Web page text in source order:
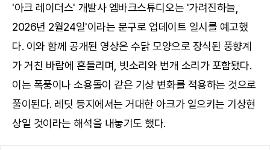
'아크 레이더스' 개발사 엠바크스튜디오는 '가려진하늘,
2026년 2월24일'이라는 문구로 업데이트 일시를 예고했
다. 이와 함께 공개된 영상은 수닭 모양으로 장식된 풍향계
가 거친 바람에 흔들리며, 빗소리와 번개 소리가 포함됐다.
이는 폭풍이나 소용돌이 같은 기상 변화를 적용하는 것으로
풀이된다. 레딧 등지에서는 거대한 아크가 일으키는 기상현
상일 것이라는 해석을 내놓기도 했다.